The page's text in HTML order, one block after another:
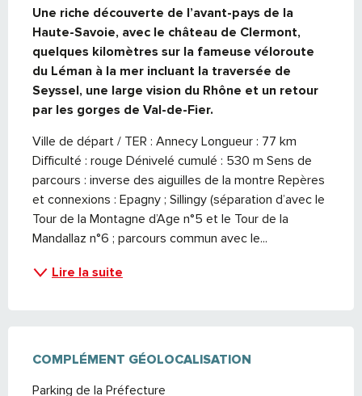
Une riche découverte de l’avant-pays de la
Haute-Savoie, avec le château de Clermont,
quelques kilomètres sur la fameuse véloroute
du Léman à la mer incluant la traversée de
Seyssel, une large vision du Rhône et un retour
par les gorges de Val-de-Fier.
Ville de départ / TER : Annecy Longueur : 77 km
Difficulté : rouge Dénivelé cumulé : 530 m Sens de
parcours : inverse des aiguilles de la montre Repères
et connexions : Epagny ; Sillingy (séparation d’avec le
Tour de la Montagne d’Age n°5 et le Tour de la
Mandallaz n°6 ; parcours commun avec le...
Lire la suite
COMPLÉMENT GÉOLOCALISATION
COMPLÉMENT GÉOLOCALISATION
Parking de la Préfecture